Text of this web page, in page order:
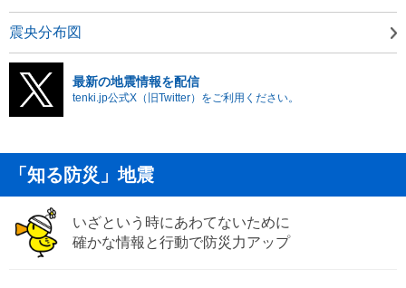
震央分布図
最新の地震情報を配信
tenki.jp公式X（旧Twitter）をご利用ください。
「知る防災」地震
いざという時にあわてないために
確かな情報と行動で防災力アップ